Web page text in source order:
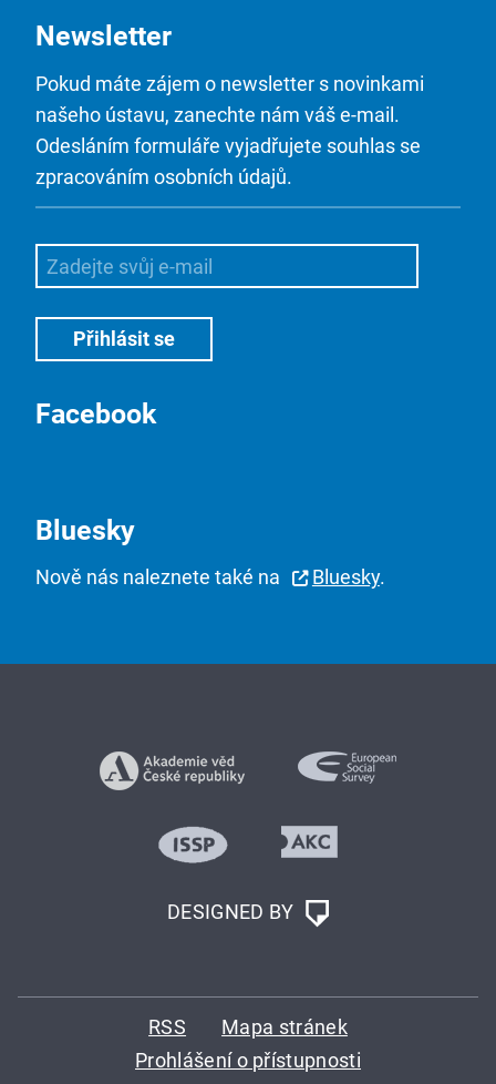
Newsletter
Pokud máte zájem o newsletter s novinkami
našeho ústavu, zanechte nám váš e-mail.
Odesláním formuláře vyjadřujete souhlas se
zpracováním osobních údajů.
Facebook
Bluesky
Nově nás naleznete také na Bluesky.
DESIGNED BY
RSS
Mapa stránek
Prohlášení o přístupnosti